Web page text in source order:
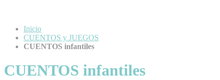
Inicio
CUENTOS y JUEGOS
CUENTOS infantiles
CUENTOS infantiles